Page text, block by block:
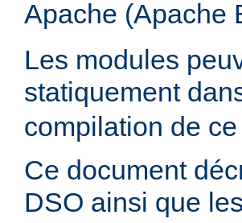
Apache (Apache
Les modules
statiquement
compilation de
Ce document
DSO ainsi que